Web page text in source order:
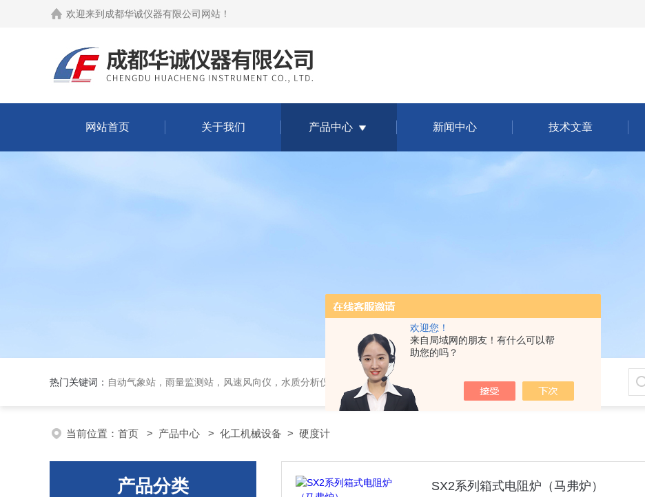
欢迎您！
来自局域网的朋友！有什么可以帮
助您的吗？
欢迎来到 成都华诚仪器有限公司网站 ！
网站首页 关于我们 产品中心 新闻中心 技术文章
热门关键词： 自动气象站，雨量监测站，风速风向仪，水质分析仪，气体分析报警器，
当前位置： 首页 > 产品中心 > 化工机械设备 > 硬度计
产品分类 SX2系列箱式电阻炉（马弗炉）